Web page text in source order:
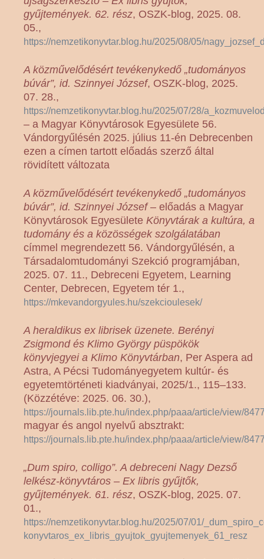
gyűjtemények. 62. rész, OSZK-blog, 2025. 08.
05.,
https://nemzetikonyvtar.blog.hu/2025/08/05/
A közművelődésért tevékenykedő „tudományos
búvár”, id. Szinnyei József, OSZK-blog, 2025.
07. 28.,
https://nemzetikonyvtar.blog.hu/2025/07/28/
– a Magyar Könyvtárosok Egyesülete 56.
Vándorgyűlésén 2025. július 11-én Debrecenben
ezen a címen tartott előadás szerző által
rövidített változata
A közművelődésért tevékenykedő „tudományos
búvár”, id. Szinnyei József– előadás a Magyar
Könyvtárosok Egyesülete Könyvtárak a kultúra, a
tudomány és a közösségek szolgálatában
címmel megrendezett 56. Vándorgyűlésén, a
Társadalomtudományi Szekció programjában,
2025. 07. 11., Debreceni Egyetem, Learning
Center, Debrecen, Egyetem tér 1.,
https://mkevandorgyules.hu/szekcioulesek/
A heraldikus ex librisek üzenete. Berényi
Zsigmond és Klimo György püspökök
könyvjegyei a Klimo Könyvtárban, Per Aspera ad
Astra, A Pécsi Tudományegyetem kultúr- és
egyetemtörténeti kiadványai, 2025/1., 115–133.
(Közzétéve: 2025. 06. 30.),
https://journals.lib.pte.hu/index.php/paaa/article/view/
magyar és angol nyelvű absztrakt:
https://journals.lib.pte.hu/index.php/paaa/article/view/
„Dum spiro, colligo”. A debreceni Nagy Dezső
lelkész-könyvtáros – Ex libris gyűjtők,
gyűjtemények. 61. rész, OSZK-blog, 2025. 07.
01.,
https://nemzetikonyvtar.blog.hu/2025/07/01/
konyvtaros_ex_libris_gyujtok_gyujtemenyek_61_resz